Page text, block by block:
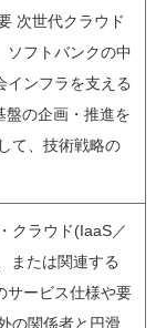
次世代クラウド
ソフトバンクの中
インフラを支える
盤の企画・推進を
て、技術戦略の
クラウド(IaaS／
または関連する
サービス仕様や要
の関係者と円滑